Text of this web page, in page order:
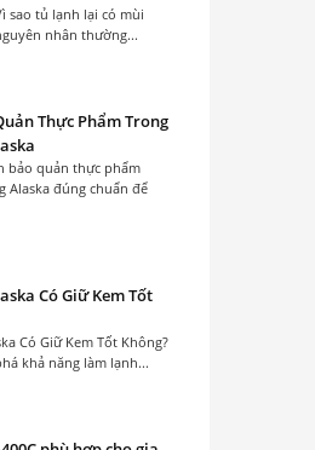
sao tủ lạnh lại có mùi
nhân thường...
Thực Phẩm Trong
bảo quản thực phẩm
Alaska đúng chuẩn để
Có Giữ Kem Tốt
Có Giữ Kem Tốt Không?
khả năng làm lạnh...